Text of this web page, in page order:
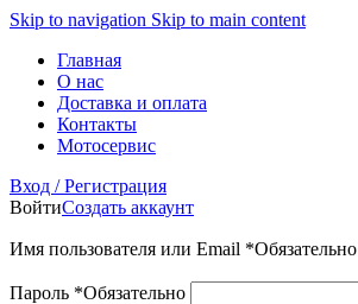
Skip to navigation Skip to main content
Главная
О нас
Доставка и оплата
Контакты
Мотосервис
Вход / Регистрация
ВойтиСоздать аккаунт
Имя пользователя или Email *Обязательно
Пароль *Обязательно